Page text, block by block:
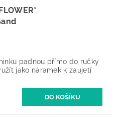
padnou přímo do ručky
jako náramek k zaujetí